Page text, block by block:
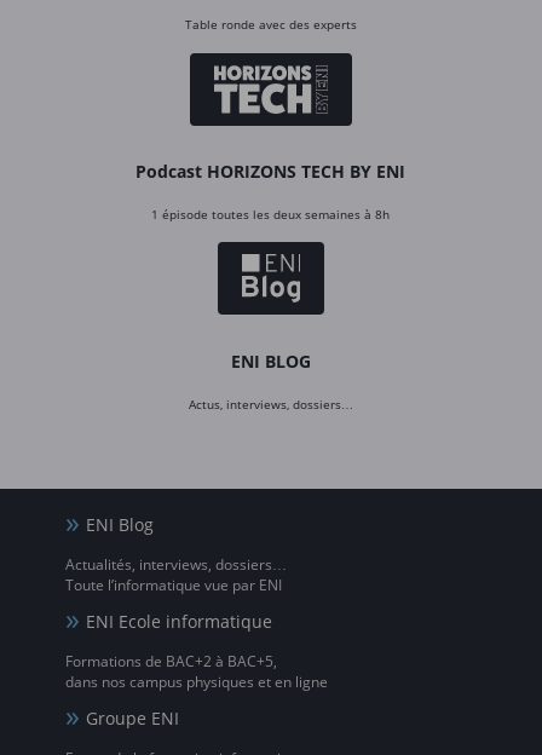
Table ronde avec des experts
Podcast HORIZONS TECH BY ENI
1 épisode toutes les deux semaines à 8h
ENI BLOG
Actus, interviews, dossiers…
ENI Blog
Actualités, interviews, dossiers…
Toute l’informatique vue par ENI
ENI Ecole informatique
Formations de BAC+2 à BAC+5,
dans nos campus physiques et en ligne
Groupe ENI